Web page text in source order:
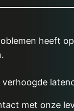
heeft
met onze